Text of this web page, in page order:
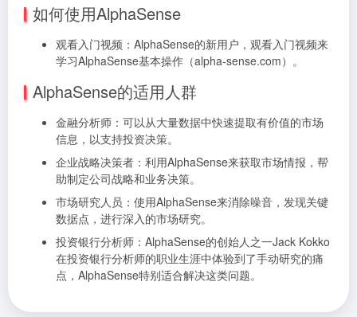
如何使用AlphaSense
观看入门视频：AlphaSense的新用户，观看入门视频来
学习AlphaSense基本操作（alpha-sense.com）。
AlphaSense的适用人群
金融分析师：可以从大量数据中快速提取有价值的市场
信息，以支持投资决策。
企业战略决策者：利用AlphaSense来获取市场情报，帮
助制定公司战略和业务决策。
市场研究人员：使用AlphaSense来消除噪音，发现关键
数据点，进行深入的市场研究。
投资银行分析师：AlphaSense的创始人之一Jack Kokko
在投资银行分析师的职业生涯中体验到了手动研究的痛
点，AlphaSense特别适合解决这类问题。